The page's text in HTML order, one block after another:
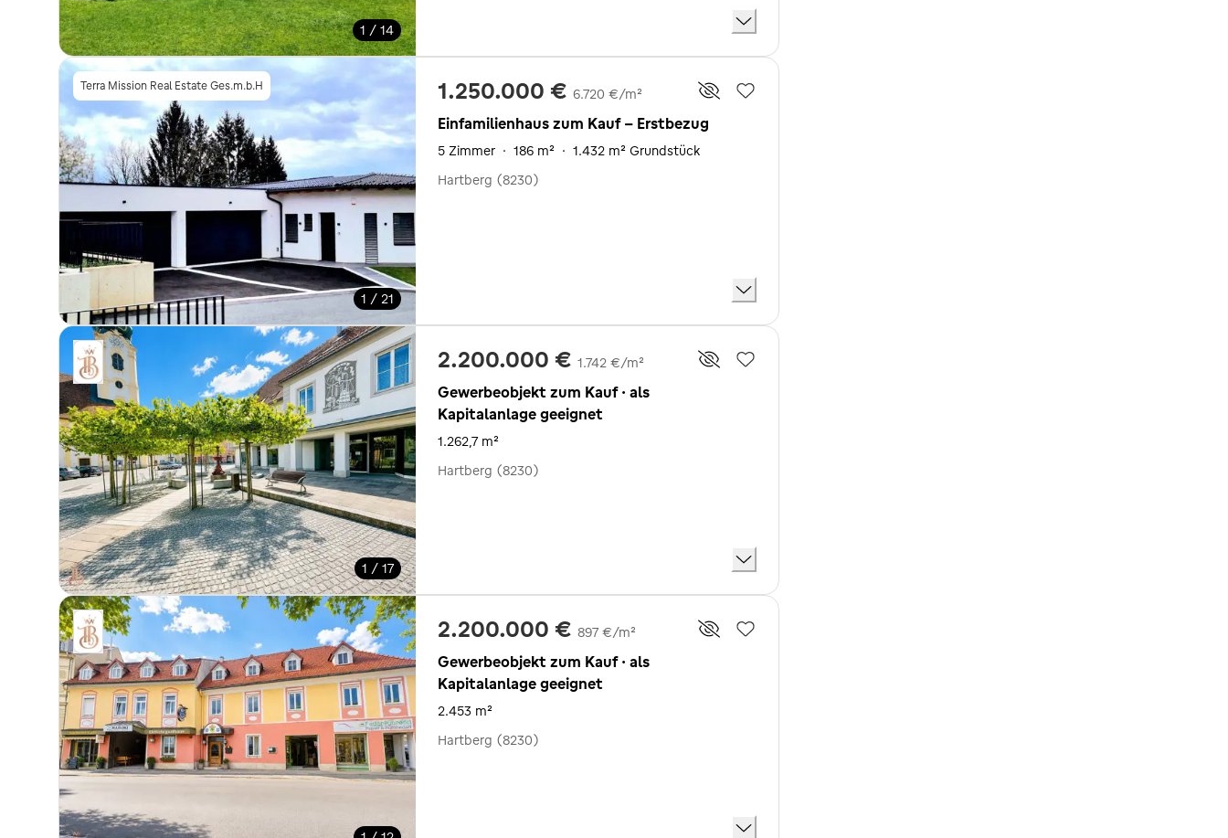
1 / 14
Terra Mission Real Estate Ges.m.b.H
1 / 21
1.250.000 € 6.720 €/m²
Einfamilienhaus zum Kauf - Erstbezug
5 Zimmer · 186 m² · 1.432 m² Grundstück
Hartberg (8230)
1 / 17
2.200.000 € 1.742 €/m²
Gewerbeobjekt zum Kauf · als
Kapitalanlage geeignet
1.262,7 m²
Hartberg (8230)
2.200.000 € 897 €/m²
Gewerbeobjekt zum Kauf · als
Kapitalanlage geeignet
2.453 m²
Hartberg (8230)